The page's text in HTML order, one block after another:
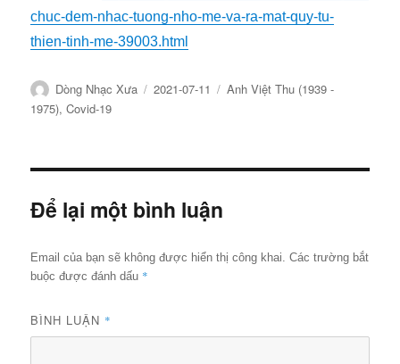
chuc-dem-nhac-tuong-nho-me-va-ra-mat-quy-tu-
thien-tinh-me-39003.html
Tác
giả
Dòng Nhạc Xưa
Đăng
2021-07-11
Chuyên
Anh Việt Thu (1939 -
1975),Covid-19
Để lại một bình luận
Email của bạn sẽ không được hiển thị công khai.
Các trường bắt
buộc được đánh dấu *
BÌNH LUẬN *